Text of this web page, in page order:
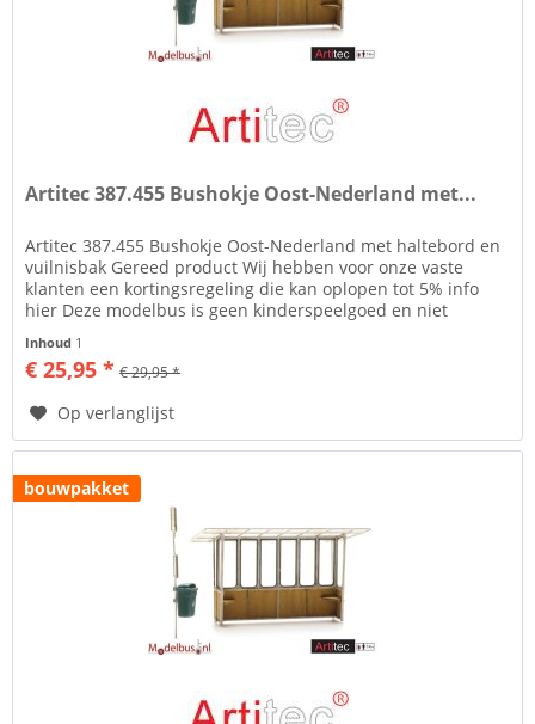
Artitec 387.455 Bushokje Oost-Nederland met...
Artitec 387.455 Bushokje Oost-Nederland met haltebord en
vuilnisbak Gereed product Wij hebben voor onze vaste
klanten een kortingsregeling die kan oplopen tot 5% info
hier Deze modelbus is geen kinderspeelgoed en niet
Inhoud 1
€ 25,95 * € 29,95 *
Op verlanglijst
bouwpakket